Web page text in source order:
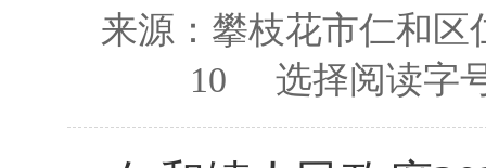
来源： 攀枝花市仁和区
10 选择阅读字